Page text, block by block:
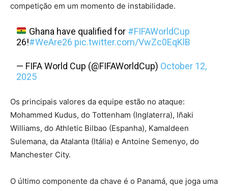
competição em um momento de instabilidade.
Ghana have qualified for #FIFAWorldCup
26!#WeAre26 pic.twitter.com/VwZc0EqKlB
— FIFA World Cup (@FIFAWorldCup) October 12,
2025
Os principais valores da equipe estão no ataque:
Mohammed Kudus, do Tottenham (Inglaterra), Iñaki
Williams, do Athletic Bilbao (Espanha), Kamaldeen
Sulemana, da Atalanta (Itália) e Antoine Semenyo, do
Manchester City.
O último componente da chave é o Panamá, que joga uma